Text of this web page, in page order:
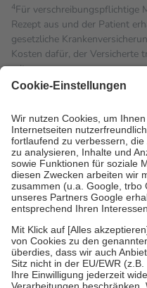
4Für verschreibungspflichtige
Rezept aus und der Patient
gesetzliche
Kosten dafür, der Versicherte
mit.
Grundsätzlich leisten
höchstens zehn Euro.
Es
tatsächlichen Kosten der
Diese Regeln gelten
Bei Heilmitteln und
Zuzahlung zehn Prozent der
Verordnung.
Um das Engagement der
zu stärken und die besondere
fallenkeine Zuzahlungenan
• Kindern und Jugendlichen
mit Ausnahme der Fahrkosten
• Untersuchungen zur